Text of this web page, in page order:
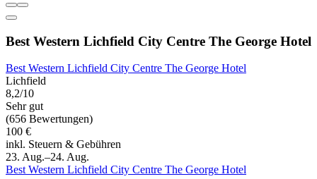
Best Western Lichfield City Centre The George Hotel
Best Western Lichfield City Centre The George Hotel
Lichfield
8,2/10
Sehr gut
(656 Bewertungen)
100 €
inkl. Steuern & Gebühren
23. Aug.–24. Aug.
Best Western Lichfield City Centre The George Hotel